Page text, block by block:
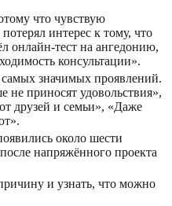
что чувствую
интерес к тому, что
онлайн-тест на ангедонию,
консультации».
значимых проявлений.
приносят удовольствия»,
друзей и семьи», «Даже
около шести
напряжённого проекта
и узнать, что можно